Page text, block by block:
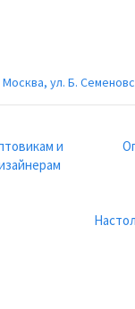
Москва, ул. Б.
и